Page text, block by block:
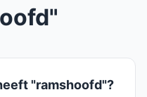
"ramshoofd"?